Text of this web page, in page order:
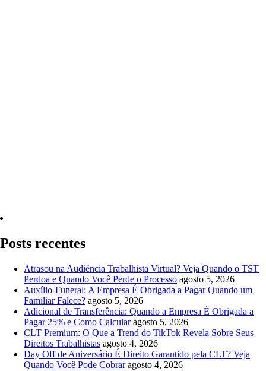
Posts recentes
Atrasou na Audiência Trabalhista Virtual? Veja Quando o TST
Perdoa e Quando Você Perde o Processo agosto 5, 2026
Auxílio-Funeral: A Empresa É Obrigada a Pagar Quando um
Familiar Falece? agosto 5, 2026
Adicional de Transferência: Quando a Empresa É Obrigada a
Pagar 25% e Como Calcular agosto 5, 2026
CLT Premium: O Que a Trend do TikTok Revela Sobre Seus
Direitos Trabalhistas agosto 4, 2026
Day Off de Aniversário É Direito Garantido pela CLT? Veja
Quando Você Pode Cobrar agosto 4, 2026